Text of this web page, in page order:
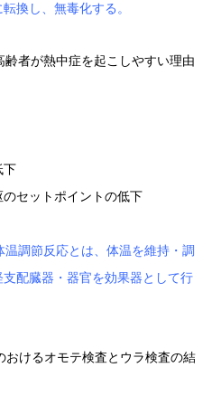
換し、無毒化する。
者が熱中症を起こしやすい理由
下
セットポイントの低下
調節反応とは、体温を維持・調
配臓器・器官を効果器として行
けるオモテ検査とウラ検査の結